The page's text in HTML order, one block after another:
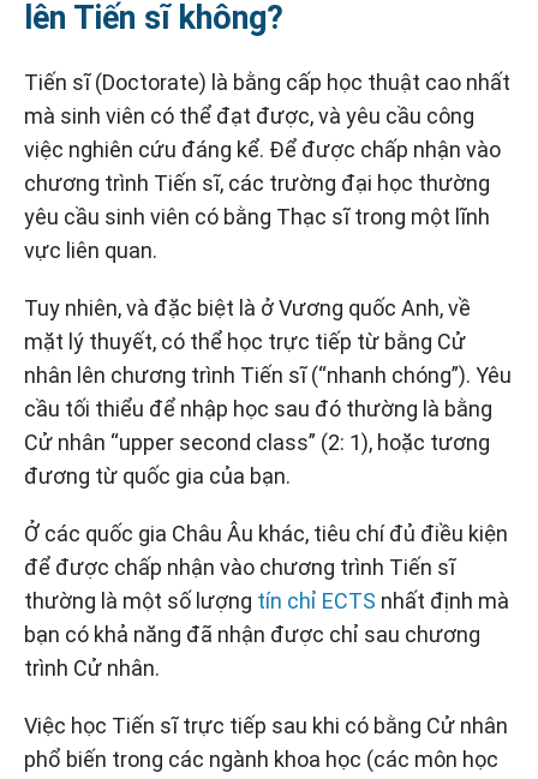
lên Tiến sĩ không?
Tiến sĩ (Doctorate) là bằng cấp học thuật cao nhất
mà sinh viên có thể đạt được, và yêu cầu công
việc nghiên cứu đáng kể. Để được chấp nhận vào
chương trình Tiến sĩ, các trường đại học thường
yêu cầu sinh viên có bằng Thạc sĩ trong một lĩnh
vực liên quan.
Tuy nhiên, và đặc biệt là ở Vương quốc Anh, về
mặt lý thuyết, có thể học trực tiếp từ bằng Cử
nhân lên chương trình Tiến sĩ (“nhanh chóng”). Yêu
cầu tối thiểu để nhập học sau đó thường là bằng
Cử nhân “upper second class” (2: 1), hoặc tương
đương từ quốc gia của bạn.
Ở các quốc gia Châu Âu khác, tiêu chí đủ điều kiện
để được chấp nhận vào chương trình Tiến sĩ
thường là một số lượng tín chỉ ECTS nhất định mà
bạn có khả năng đã nhận được chỉ sau chương
trình Cử nhân.
Việc học Tiến sĩ trực tiếp sau khi có bằng Cử nhân
phổ biến trong các ngành khoa học (các môn học